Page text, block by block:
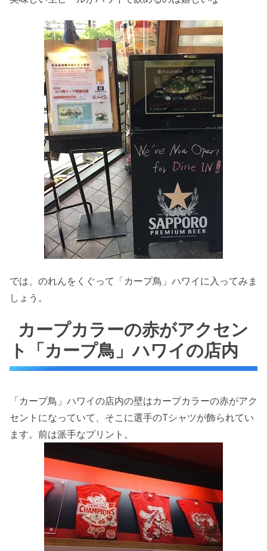
では、のれんをくぐって「カープ鳥」ハワイに入ってみま
しょう。
カープカラーの赤がアクセン
ト「カープ鳥」ハワイの店内
「カープ鳥」ハワイの店内の壁はカープカラーの赤がアク
セントになっていて、そこに選手のTシャツが飾られてい
ます。前は派手なプリント。